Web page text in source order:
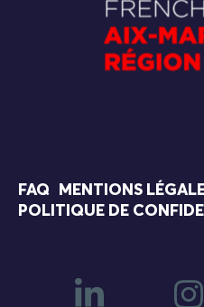
FAQ MENTIONS
POLITIQUE DE